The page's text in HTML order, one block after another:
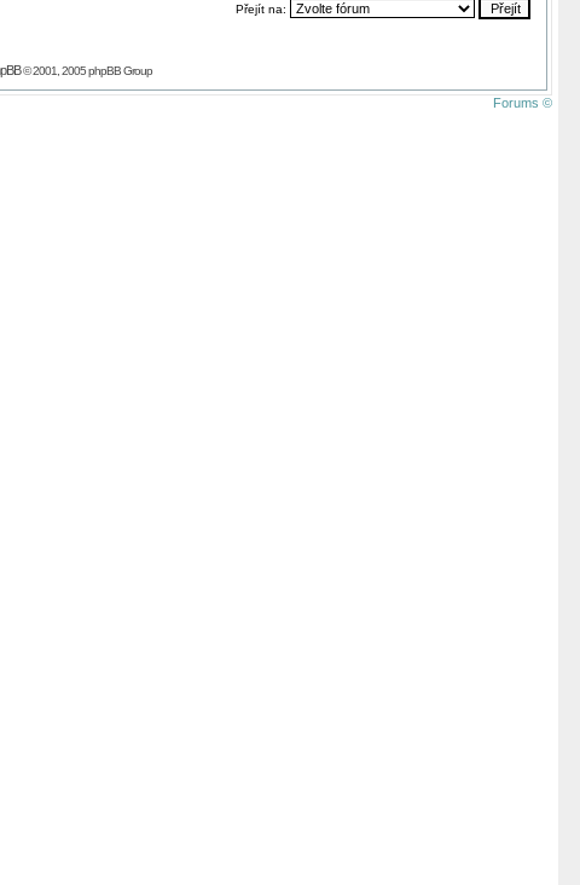
Přejít na:
© 2001, 2005 phpBB Group
Forums ©